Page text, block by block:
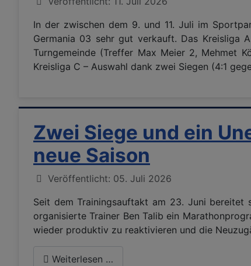
In der zwischen dem 9. und 11. Juli im
Germania 03 sehr gut verkauft. Das Kreisliga
Turngemeinde (Treffer Max Meier 2, Mehmet
Kreisliga C – Auswahl dank zwei Siegen (4:1
Zwei Siege und ein
neue Saison
Details
Veröffentlicht: 05. Juli 2026
Seit dem Trainingsauftakt am 23. Juni bereitet
organisierte Trainer Ben Talib ein
wieder produktiv zu reaktivieren und die
Weiterlesen …